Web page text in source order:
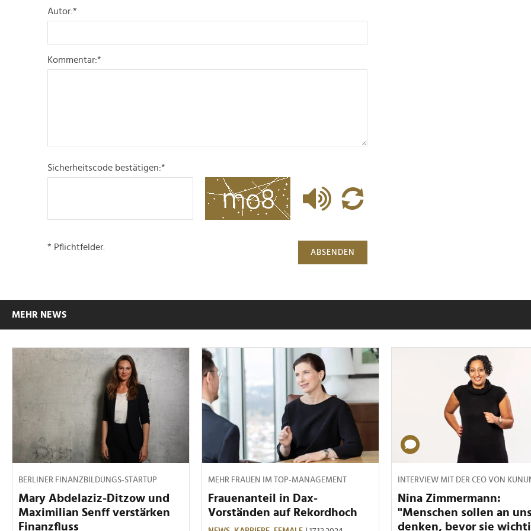
Autor:*
Kommentar:*
Sicherheitscode bestätigen:*
ABSENDEN
* Pflichtfelder.
MEHR NEWS
BERLINER FINANZBILDUNGS-STARTUP
Mary Abdelaziz-Ditzow und
Maximilian Senff verstärken
Finanzfluss
MEHR FRAUEN IM TOP-MANAGEMENT
Frauenanteil in Dax-
Vorständen auf Rekordhoch
INTERVIEW MIT DER CEO VON
Nina Zimmermann:
"Menschen sollen an uns
denken, bevor sie